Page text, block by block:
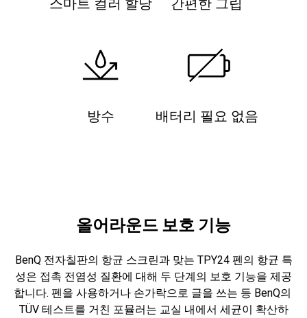
방수 배터리 필요 없음
올어라운드 보호 기능
BenQ 전자칠판의 항균 스크린과 맞는 TPY24 펜의 항균 특
성은 접촉 전염성 질환에 대해 두 단계의 보호 기능을 제공
합니다. 펜을 사용하거나 손가락으로 글을 쓰는 등 BenQ의
TÜV 테스트를 거친 포뮬러는 교실 내에서 세균이 확산하